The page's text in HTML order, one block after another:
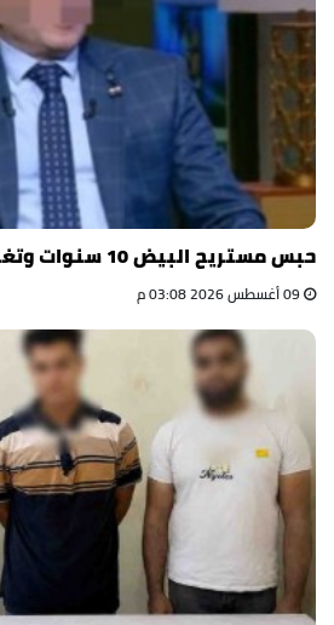
حبس مستريح البيض 10 سنوات وتغريمه 3 ملايين جنيه